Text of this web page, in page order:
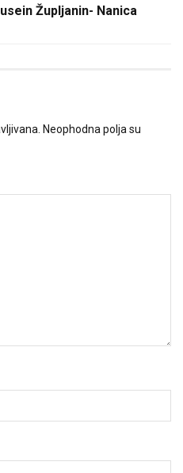
Župljanin- Nanica
Neophodna polja su